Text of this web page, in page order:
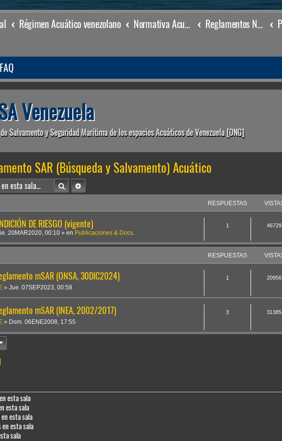
Régimen Acuático venezolano Normativa Acuática venezolana Reglamentos Nacionales
FAQ
Venezuela
Salvamento y Seguridad Marítima de los espacios Acuáticos de Venezuela [ONG]
SAR (Búsqueda y Salvamento) Acuático
BuscarBúsqueda avanzada
RESPUESTAS
DE RIESGO (vigente)
20MAR2020, 00:10 » en Publicaciones & Docs.
1 46729
RESPUESTAS
mSAR (ONSA, 30DIC2024)
»Jue. 07SEP2023, 00:58
1 20956
mSAR (INEA, 2002/2017)
» Dom. 06ENE2008, 17:55
3 31385
esta sala
esta sala
esta sala
esta sala
sala